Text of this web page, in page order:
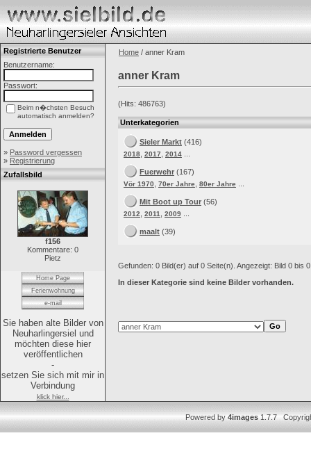
Registrierte Benutzer
Benutzername:
Passwort:
Beim n�chsten Besuch
automatisch anmelden?
» Password vergessen
» Registrierung
Zufallsbild
f156
Kommentare: 0
Pietz
Home Page
Ferienwohnung
e-mail
Sie haben alte Bilder von
Neuharlingersiel und
möchten diese hier
veröffentlichen
-
setzen Sie sich mit mir in
Verbindung
klick hier...
Home / anner Kram
anner Kram
(Hits: 486763)
Unterkategorien
Sieler Markt (416)
2018 2017 2014
Fuerwehr (167)
Vör 1970 70er Jahre 80er Jahre
Mit Boot up Tour (56)
2012 2011 2009
maalt (39)
Gefunden: 0 Bild(er) auf 0 Seite(n). Angezeigt: Bild 0 bis
In dieser Kategorie sind keine Bilder vorhanden.
Powered by4images1.7.7